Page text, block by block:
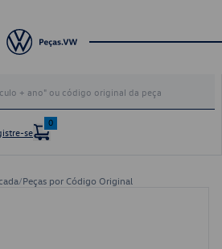
se
0
/Peças por Código Original